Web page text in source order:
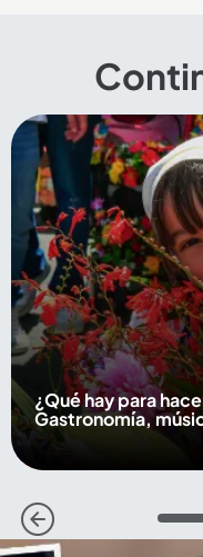
¿Qué hay para
Gastronomía,
1